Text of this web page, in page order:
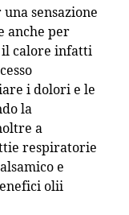
sensazione
anche per
calore infatti
i dolori e le
la
a
respiratorie
e
olii